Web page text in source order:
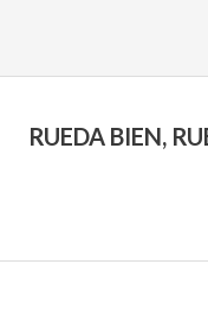
RUEDA BIEN,